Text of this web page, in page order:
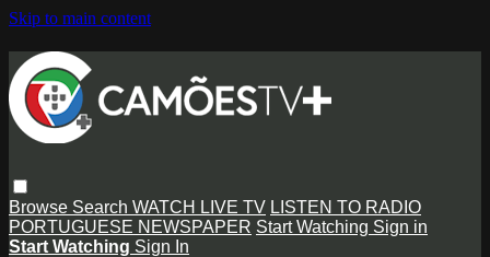
Skip to main content
Browse Search WATCH LIVE TV LISTEN TO RADIO
PORTUGUESE NEWSPAPER Start Watching Sign in
Start Watching Sign In